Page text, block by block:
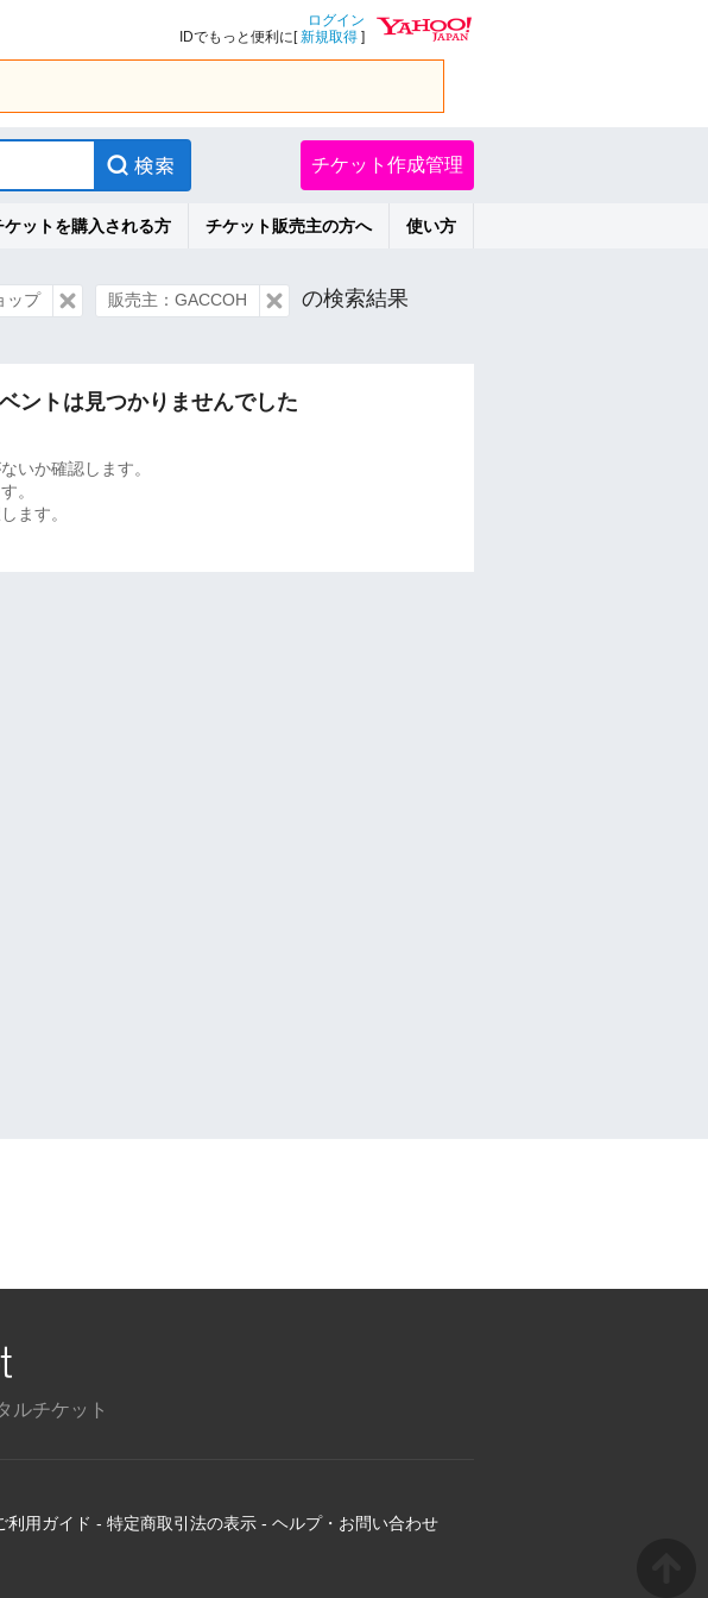
ログイン
IDでもっと便利に[新規取得 ]
チケット作成管理
ケットを購入される方 チケット販売主の方へ 使い方
ップ 販売主：GACCOH の検索結果
ントは見つかりませんでした
いか確認します。
。
ます。
ルチケット
利用ガイド - 特定商取引法の表示 - ヘルプ・お問い合わせ